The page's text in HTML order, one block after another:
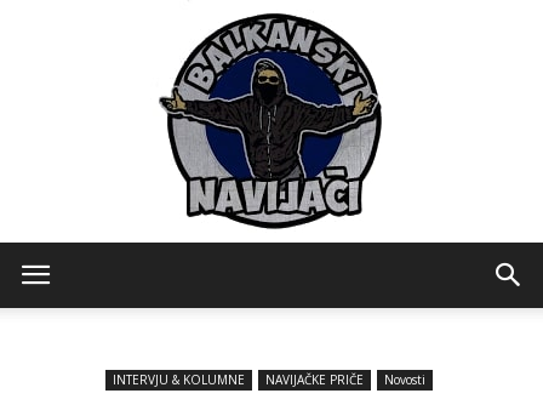
INTERVJU & KOLUMNE NAVIJAČKE PRIČE Novosti